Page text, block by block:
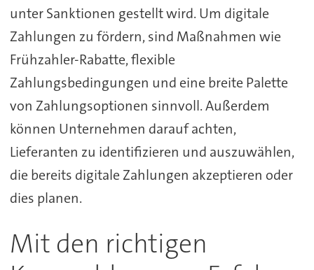
unter Sanktionen gestellt wird. Um digitale
Zahlungen zu fördern, sind Maßnahmen wie
Frühzahler-Rabatte, flexible
Zahlungsbedingungen und eine breite Palette
von Zahlungsoptionen sinnvoll. Außerdem
können Unternehmen darauf achten,
Lieferanten zu identifizieren und auszuwählen,
die bereits digitale Zahlungen akzeptieren oder
dies planen.
Mit den richtigen